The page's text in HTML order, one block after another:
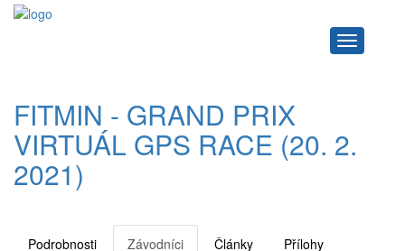
Navigace
FITMIN - GRAND PRIX
VIRTUÁL GPS RACE (20. 2.
2021)
Podrobnosti Závodníci Články Přílohy